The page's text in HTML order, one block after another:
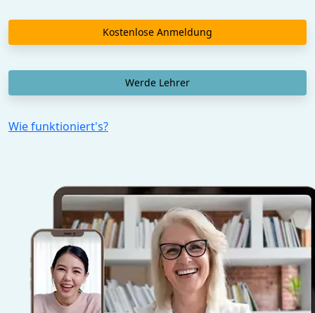
Kostenlose Anmeldung
Werde Lehrer
Wie funktioniert's?